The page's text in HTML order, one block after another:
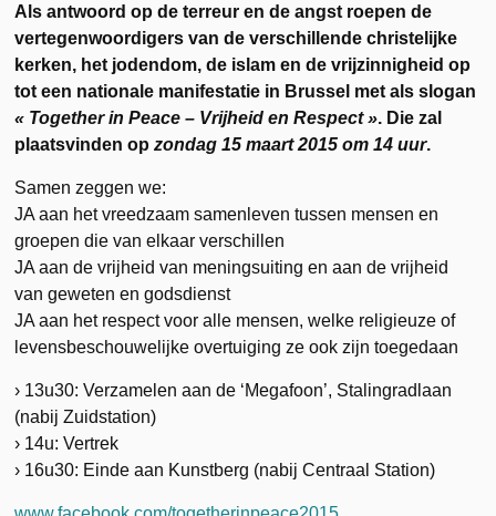
Als antwoord op de terreur en de angst roepen de
vertegenwoordigers van de verschillende christelijke
kerken, het jodendom, de islam en de vrijzinnigheid op
tot een nationale manifestatie in Brussel met als slogan
« Together in Peace – Vrijheid en Respect ». Die zal
plaatsvinden opzondag 15 maart 2015 om 14 uur.
Samen zeggen we:
JA aan het vreedzaam samenleven tussen mensen en
groepen die van elkaar verschillen
JA aan de vrijheid van meningsuiting en aan de vrijheid
van geweten en godsdienst
JA aan het respect voor alle mensen, welke religieuze of
levensbeschouwelijke overtuiging ze ook zijn toegedaan
› 13u30: Verzamelen aan de ‘Megafoon’, Stalingradlaan
(nabij Zuidstation)
› 14u: Vertrek
› 16u30: Einde aan Kunstberg (nabij Centraal Station)